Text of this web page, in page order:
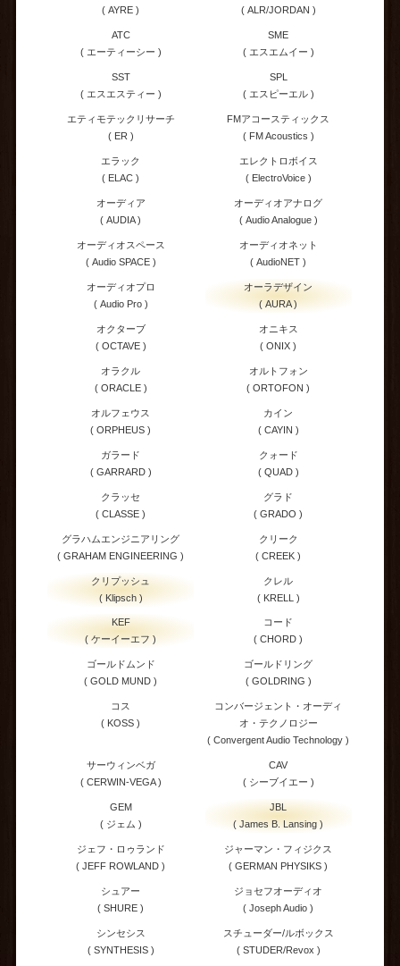
( AYRE )
( ALR/JORDAN )
ATC
( エーティーシー )
SME
( エスエムイー )
SST
( エスエスティー )
SPL
( エスピーエル )
エティモテックリサーチ
( ER )
FMアコースティックス
( FM Acoustics )
エラック
( ELAC )
エレクトロボイス
( ElectroVoice )
オーディア
( AUDIA )
オーディオアナログ
( Audio Analogue )
オーディオスペース
( Audio SPACE )
オーディオネット
( AudioNET )
オーディオプロ
( Audio Pro )
オーラデザイン
( AURA )
オクターブ
( OCTAVE )
オニキス
( ONIX )
オラクル
( ORACLE )
オルトフォン
( ORTOFON )
オルフェウス
( ORPHEUS )
カイン
( CAYIN )
ガラード
( GARRARD )
クォード
( QUAD )
クラッセ
( CLASSE )
グラド
( GRADO )
グラハムエンジニアリング
( GRAHAM ENGINEERING )
クリーク
( CREEK )
クリプッシュ
( Klipsch )
クレル
( KRELL )
KEF
( ケーイーエフ )
コード
( CHORD )
ゴールドムンド
( GOLD MUND )
ゴールドリング
( GOLDRING )
コス
( KOSS )
コンバージェント・オーディ
オ・テクノロジー
( Convergent Audio Technology )
サーウィンベガ
( CERWIN-VEGA )
CAV
( シーブイエー )
GEM
( ジェム )
JBL
( James B. Lansing )
ジェフ・ロゥランド
( JEFF ROWLAND )
ジャーマン・フィジクス
( GERMAN PHYSIKS )
シュアー
( SHURE )
ジョセフオーディオ
( Joseph Audio )
シンセシス
( SYNTHESIS )
スチューダー/ルボックス
( STUDER/Revox )